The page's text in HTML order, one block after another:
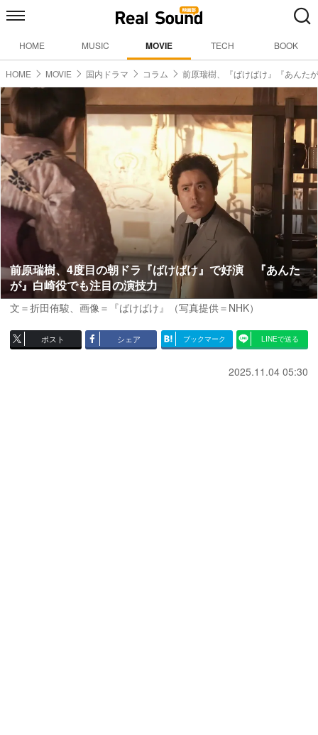
HOME MUSIC MOVIE TECH BOOK
HOME MOVIE 国内ドラマ コラム 前原瑞樹、『ばけばけ』『あんた
前原瑞樹、4度目の朝ドラ『ばけばけ』で好演 『あんた
が』白崎役でも注目の演技力
文＝折田侑駿、画像＝『ばけばけ』（写真提供＝NHK）
ポスト シェア ブックマーク LINEで送る
2025.11.04 05:30